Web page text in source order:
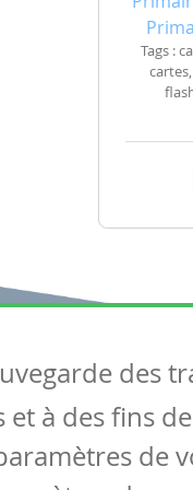
Tags :
Articles
Tous les articles
Articles DYS
des
à des fins